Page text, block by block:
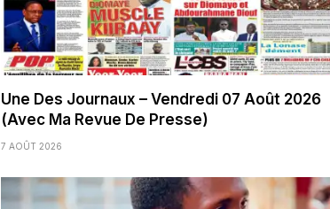
Une Des Journaux – Vendredi 07 Août 2026
(Avec Ma Revue De Presse)
7 AOÛT 2026